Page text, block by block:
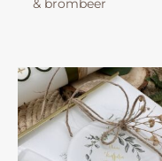
& brombeer